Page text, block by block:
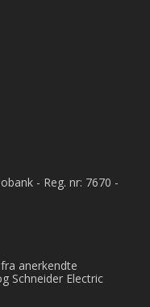
- Reg. nr: 7670 -
anerkendte
Schneider Electric